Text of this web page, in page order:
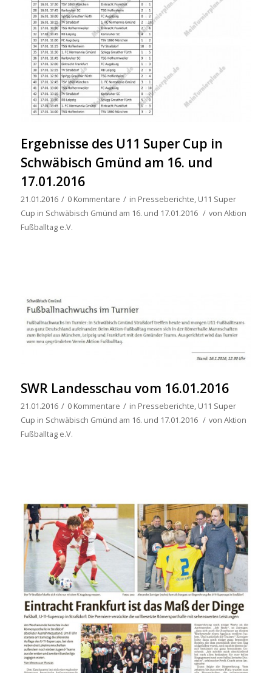
Ergebnisse des U11 Super Cup in
Schwäbisch Gmünd am 16. und
17.01.2016
21.01.2016 / 0 Kommentare / in Presseberichte, U11 Super
Cup in Schwäbisch Gmünd am 16. und 17.01.2016 / von Aktion
Fußballtag e.V.
SWR Landesschau vom 16.01.2016
21.01.2016 / 0 Kommentare / in Presseberichte, U11 Super
Cup in Schwäbisch Gmünd am 16. und 17.01.2016 / von Aktion
Fußballtag e.V.